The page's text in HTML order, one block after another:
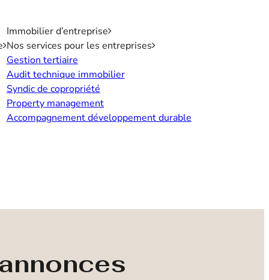
Immobilier d’entreprise
Nos services pour les entreprises
Gestion tertiaire
Audit technique immobilier
Syndic de copropriété
Property management
Accompagnement développement durable